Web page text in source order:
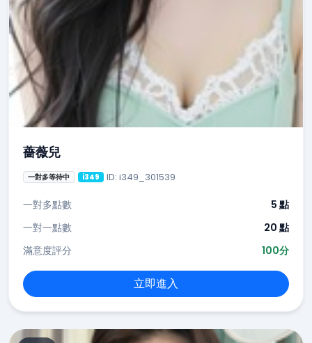
薔薇兒
一對多等待中 i349 ID: i349_301539
一對多點數
5 點
一對一點數
20 點
滿意度評分
100分
立即進入